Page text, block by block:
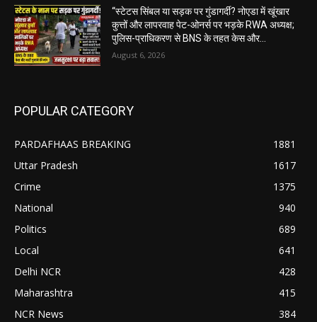
“स्टेटस सिंबल या सड़क पर गुंडागर्दी? नोएडा में खूंखार
कुत्तों और लापरवाह पेट-ओनर्स पर भड़के RWA अध्यक्ष;
पुलिस-प्राधिकरण से BNS के तहत केस और...
August 6, 2026
POPULAR CATEGORY
PARDAFHAAS BREAKING
1881
Uttar Pradesh
1617
Crime
1375
National
940
Politics
689
Local
641
Delhi NCR
428
Maharashtra
415
NCR News
384